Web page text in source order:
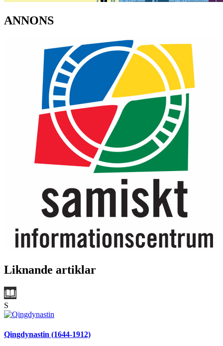
ANNONS
Liknande artiklar
S
Qingdynastin (1644-1912)